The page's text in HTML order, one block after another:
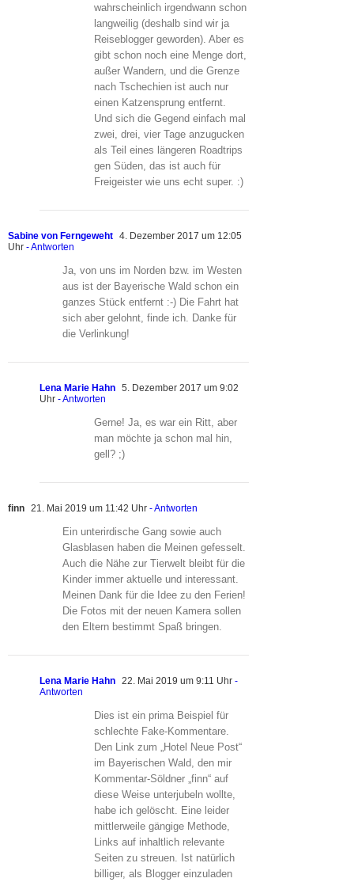
wahrscheinlich irgendwann schon
langweilig (deshalb sind wir ja
Reiseblogger geworden). Aber es
gibt schon noch eine Menge dort,
außer Wandern, und die Grenze
nach Tschechien ist auch nur
einen Katzensprung entfernt.
Und sich die Gegend einfach mal
zwei, drei, vier Tage anzugucken
als Teil eines längeren Roadtrips
gen Süden, das ist auch für
Freigeister wie uns echt super. :)
Sabine von Ferngeweht 4. Dezember 2017 um 12:05
Uhr - Antworten
Ja, von uns im Norden bzw. im Westen
aus ist der Bayerische Wald schon ein
ganzes Stück entfernt :-) Die Fahrt hat
sich aber gelohnt, finde ich. Danke für
die Verlinkung!
Lena Marie Hahn 5. Dezember 2017 um 9:02
Uhr - Antworten
Gerne! Ja, es war ein Ritt, aber
man möchte ja schon mal hin,
gell? ;)
finn 21. Mai 2019 um 11:42 Uhr - Antworten
Ein unterirdische Gang sowie auch
Glasblasen haben die Meinen gefesselt.
Auch die Nähe zur Tierwelt bleibt für die
Kinder immer aktuelle und interessant.
Meinen Dank für die Idee zu den Ferien!
Die Fotos mit der neuen Kamera sollen
den Eltern bestimmt Spaß bringen.
Lena Marie Hahn 22. Mai 2019 um 9:11 Uhr -
Antworten
Dies ist ein prima Beispiel für
schlechte Fake-Kommentare.
Den Link zum „Hotel Neue Post“
im Bayerischen Wald, den mir
Kommentar-Söldner „finn“ auf
diese Weise unterjubeln wollte,
habe ich gelöscht. Eine leider
mittlerweile gängige Methode,
Links auf inhaltlich relevante
Seiten zu streuen. Ist natürlich
billiger, als Blogger einzuladen